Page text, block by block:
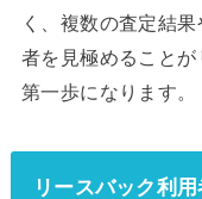
く、複数の査定結
者を見極めること
第一歩になります。
リースバック利